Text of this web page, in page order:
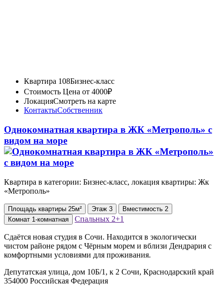
Квартира 108Бизнес-класс
Стоимость Цена от 4000₽
ЛокацияСмотреть на карте
КонтактыСобственник
Однокомнатная квартира в ЖК «Метрополь» с
видом на море
Квартира в категории: Бизнес-класс, локация квартиры: Жк
«Метрополь»
Площадь квартиры 25м² Этаж 3 Вместимость 2
Комнат 1-комнатная Спальных 2+1
Сдаётся новая студия в Сочи. Находится в экологически
чистом районе рядом с Чёрным морем и вблизи Дендрария с
комфортными условиями для проживания.
Депутатская улица, дом 10Б/1, к 2 Сочи, Краснодарский край
354000 Российская Федерация